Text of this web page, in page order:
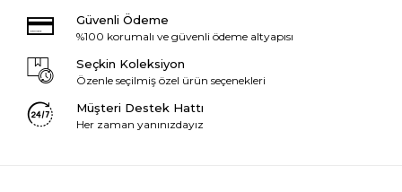
Güvenli Ödeme
%100 korumalı ve güvenli ödeme altyapısı
Seçkin Koleksiyon
Özenle seçilmiş özel ürün seçenekleri
Müşteri Destek Hattı
Her zaman yanınızdayız